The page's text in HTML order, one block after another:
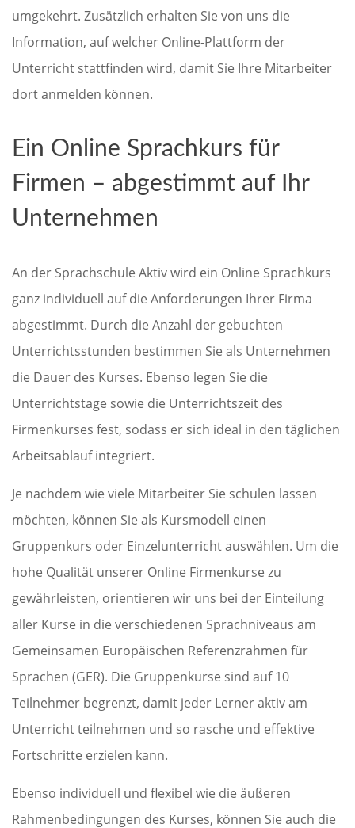
umgekehrt. Zusätzlich erhalten Sie von uns die
Information, auf welcher Online-Plattform der
Unterricht stattfinden wird, damit Sie Ihre Mitarbeiter
dort anmelden können.
Ein Online Sprachkurs für
Firmen – abgestimmt auf Ihr
Unternehmen
An der Sprachschule Aktiv wird ein Online Sprachkurs
ganz individuell auf die Anforderungen Ihrer Firma
abgestimmt. Durch die Anzahl der gebuchten
Unterrichtsstunden bestimmen Sie als Unternehmen
die Dauer des Kurses. Ebenso legen Sie die
Unterrichtstage sowie die Unterrichtszeit des
Firmenkurses fest, sodass er sich ideal in den täglichen
Arbeitsablauf integriert.
Je nachdem wie viele Mitarbeiter Sie schulen lassen
möchten, können Sie als Kursmodell einen
Gruppenkurs oder Einzelunterricht auswählen. Um die
hohe Qualität unserer Online Firmenkurse zu
gewährleisten, orientieren wir uns bei der Einteilung
aller Kurse in die verschiedenen Sprachniveaus am
Gemeinsamen Europäischen Referenzrahmen für
Sprachen (GER). Die Gruppenkurse sind auf 10
Teilnehmer begrenzt, damit jeder Lerner aktiv am
Unterricht teilnehmen und so rasche und effektive
Fortschritte erzielen kann.
Ebenso individuell und flexibel wie die äußeren
Rahmenbedingungen des Kurses, können Sie auch die